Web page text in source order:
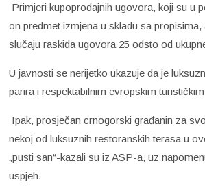
Primjeri kupoprodajnih ugovora, koji su u
on predmet izmjena u skladu sa
slučaju raskida ugovora 25 odsto od
U javnosti se nerijetko ukazuje da je
parira i respektabilnim evropskim
Ipak, prosječan crnogorski građanin za
nekoj od luksuznih restoranskih terasa u
„pusti san“-kazali su iz ASP-a, uz
uspjeh.